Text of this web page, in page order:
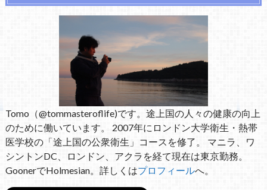
Tomo（@tommasteroflife)です。途上国の人々の健康の向上
のために働いています。 2007年にロンドン大学衛生・熱帯
医学校の「途上国の公衆衛生」コースを修了。 マニラ、ワ
シントンDC、ロンドン、アクラを経て現在は東京勤務。
GoonerでHolmesian。詳しくはプロフィールへ。